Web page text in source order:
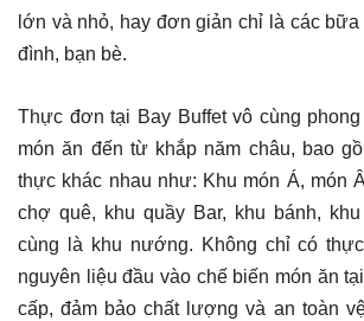
lớn và nhỏ, hay đơn giản chỉ là các
đình, bạn bè.
Thực đơn tại Bay Buffet vô cùng
món ăn đến từ khắp năm châu, bao
thực khác nhau như: Khu món Á, món
chợ quê, khu quầy Bar, khu bánh,
cùng là khu nướng. Không chỉ có
nguyên liệu đầu vào chế biến món ăn
cấp, đảm bảo chất lượng và an toàn